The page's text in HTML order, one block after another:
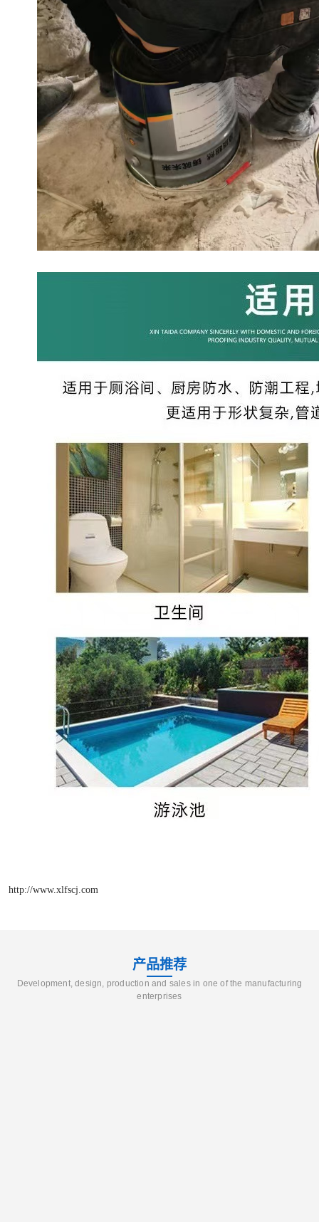
http://www.xlfscj.com
产品推荐
Development, design, production and sales in one of the manufacturing
enterprises